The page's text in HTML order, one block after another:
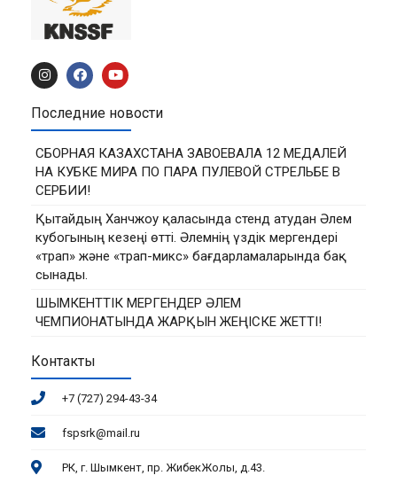
Последние новости
СБОРНАЯ КАЗАХСТАНА ЗАВОЕВАЛА 12 МЕДАЛЕЙ
НА КУБКЕ МИРА ПО ПАРА ПУЛЕВОЙ СТРЕЛЬБЕ В
СЕРБИИ!
Қытайдың Ханчжоу қаласында стенд атудан Әлем
кубогының кезеңі өтті. Әлемнің үздік мергендері
«трап» және «трап-микс» бағдарламаларында бақ
сынады.
ШЫМКЕНТТІК МЕРГЕНДЕР ӘЛЕМ
ЧЕМПИОНАТЫНДА ЖАРҚЫН ЖЕҢІСКЕ ЖЕТТІ!
Контакты
+7 (727) 294-43-34
fspsrk@mail.ru
РК, г. Шымкент, пр. ЖибекЖолы, д.43.